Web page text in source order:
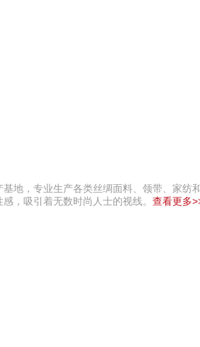
地，专业生产各类丝绸面料、领带、家纺
，吸引着无数时尚人士的视线。 查看更多